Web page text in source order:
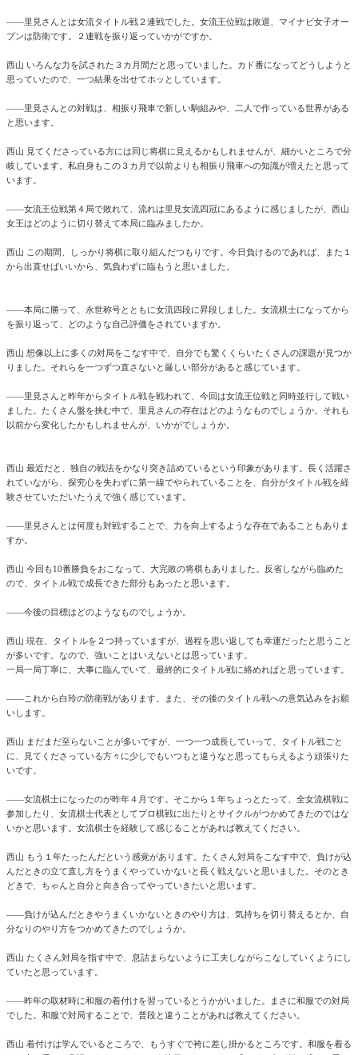
――里見さんとは女流タイトル戦２連戦でした。女流王位戦は敗退、マイナビ女子オー
プンは防衛です。２連戦を振り返っていかがですか。
西山 いろんな力を試された３カ月間だと思っていました。カド番になってどうしようと
思っていたので、一つ結果を出せてホッとしています。
――里見さんとの対戦は、相振り飛車で新しい駒組みや、二人で作っている世界がある
と思います。
西山 見てくださっている方には同じ将棋に見えるかもしれませんが、細かいところで分
岐しています。私自身もこの３カ月で以前よりも相振り飛車への知識が増えたと思って
います。
――女流王位戦第４局で敗れて、流れは里見女流四冠にあるように感じましたが、西山
女王はどのように切り替えて本局に臨みましたか。
西山 この期間、しっかり将棋に取り組んだつもりです。今日負けるのであれば、また１
から出直せばいいから、気負わずに臨もうと思いました。
――本局に勝って、永世称号とともに女流四段に昇段しました。女流棋士になってから
を振り返って、どのような自己評価をされていますか。
西山 想像以上に多くの対局をこなす中で、自分でも驚くくらいたくさんの課題が見つか
りました。それらを一つずつ直さないと厳しい部分があると感じています。
――里見さんと昨年からタイトル戦を戦われて、今回は女流王位戦と同時並行して戦い
ました。たくさん盤を挟む中で、里見さんの存在はどのようなものでしょうか。それも
以前から変化したかもしれませんが、いかがでしょうか。
西山 最近だと、独自の戦法をかなり突き詰めているという印象があります。長く活躍さ
れていながら、探究心を失わずに第一線でやられていることを、自分がタイトル戦を経
験させていただいたうえで強く感じています。
――里見さんとは何度も対戦することで、力を向上するような存在であることもありま
すか。
西山 今回も10番勝負をおこなって、大完敗の将棋もありました。反省しながら臨めた
ので、タイトル戦で成長できた部分もあったと思います。
――今後の目標はどのようなものでしょうか。
西山 現在、タイトルを２つ持っていますが、過程を思い返しても幸運だったと思うこと
が多いです。なので、強いことはいえないとは思っています。
一局一局丁寧に、大事に臨んでいて、最終的にタイトル戦に絡めればと思っています。
――これから白玲の防衛戦があります。また、その後のタイトル戦への意気込みをお願
いします。
西山 まだまだ至らないことが多いですが、一つ一つ成長していって、タイトル戦ごと
に、見てくださっている方々に少しでもいつもと違うなと思ってもらえるよう頑張りた
いです。
――女流棋士になったのが昨年４月です。そこから１年ちょっとたって、全女流棋戦に
参加したり、女流棋士代表としてプロ棋戦に出たりとサイクルがつかめてきたのではな
いかと思います。女流棋士を経験して感じることがあれば教えてください。
西山 もう１年たったんだという感覚があります。たくさん対局をこなす中で、負けが込
んだときの立て直し方をうまくやっていかないと長く戦えないと思いました。そのとき
どきで、ちゃんと自分と向き合ってやっていきたいと思います。
――負けが込んだときやうまくいかないときのやり方は、気持ちを切り替えるとか、自
分なりのやり方をつかめてきたのでしょうか。
西山 たくさん対局を指す中で、息詰まらないように工夫しながらこなしていくようにし
ていたと思っています。
――昨年の取材時に和服の着付けを習っているとうかがいました。まさに和服での対局
でした。和服で対局することで、普段と違うことがあれば教えてください。
西山 着付けは学んでいるところで、もうすぐで袴に差し掛かるところです。和服を着る